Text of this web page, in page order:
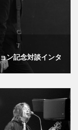
ン記念対談インタ